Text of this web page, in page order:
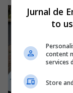
Jurnal de
to
content
services
Store